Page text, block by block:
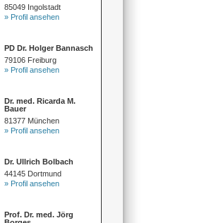
85049 Ingolstadt
» Profil ansehen
PD Dr. Holger Bannasch
79106 Freiburg
» Profil ansehen
Dr. med. Ricarda M.
Bauer
81377 München
» Profil ansehen
Dr. Ullrich Bolbach
44145 Dortmund
» Profil ansehen
Prof. Dr. med. Jörg